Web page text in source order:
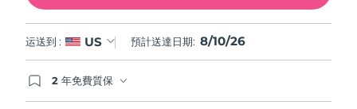
运送到 : US 預計送達日期: 8/10/26
2 年免費質保
瑞士 預計送達日期8/9/26
台灣 預計送達日期8/14/26
泰國 預計送達日期8/13/26